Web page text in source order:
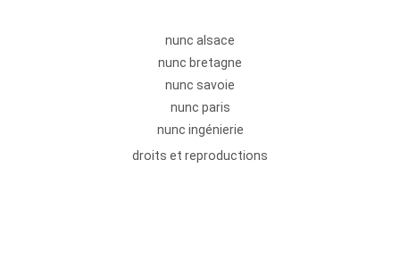
nunc alsace
nunc bretagne
nunc savoie
nunc paris
nunc ingénierie
droits et reproductions